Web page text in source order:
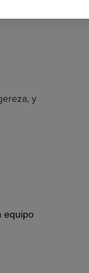
y
equipo